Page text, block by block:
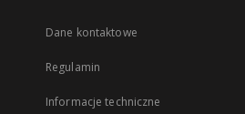
Dane kontaktowe
Regulamin
Informacje techniczne